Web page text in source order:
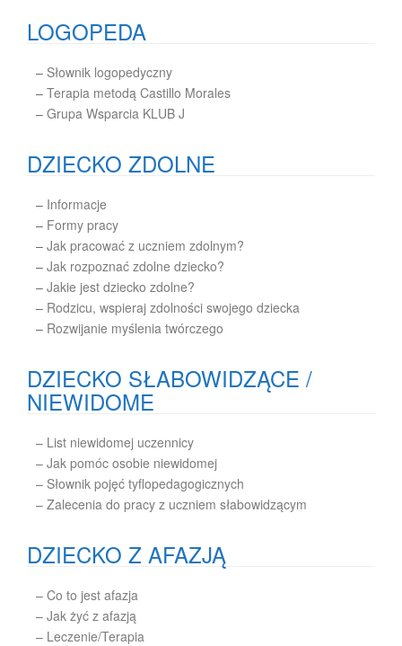
LOGOPEDA
– Słownik logopedyczny
– Terapia metodą Castillo Morales
– Grupa Wsparcia KLUB J
DZIECKO ZDOLNE
– Informacje
– Formy pracy
– Jak pracować z uczniem zdolnym?
– Jak rozpoznać zdolne dziecko?
– Jakie jest dziecko zdolne?
– Rodzicu, wspieraj zdolności swojego dziecka
– Rozwijanie myślenia twórczego
DZIECKO SŁABOWIDZĄCE /
NIEWIDOME
– List niewidomej uczennicy
– Jak pomóc osobie niewidomej
– Słownik pojęć tyflopedagogicznych
– Zalecenia do pracy z uczniem słabowidzącym
DZIECKO Z AFAZJĄ
– Co to jest afazja
– Jak żyć z afazją
– Leczenie/Terapia